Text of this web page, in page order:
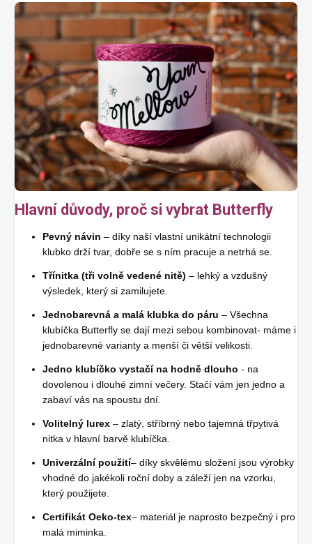
Hlavní důvody, proč si vybrat Butterfly
Pevný návin – díky naší vlastní unikátní technologii
klubko drží tvar, dobře se s ním pracuje a netrhá se.
Třínitka (tři volně vedené nitě) – lehký a vzdušný
výsledek, který si zamilujete.
Jednobarevná a malá klubka do páru – Všechna
klubíčka Butterfly se dají mezi sebou kombinovat- máme i
jednobarevné varianty a menší či větší velikosti.
Jedno klubíčko vystačí na hodně dlouho - na
dovolenou i dlouhé zimní večery. Stačí vám jen jedno a
zabaví vás na spoustu dní.
Volitelný lurex – zlatý, stříbrný nebo tajemná třpytivá
nitka v hlavní barvě klubíčka.
Univerzální použití– díky skvělému složení jsou výrobky
vhodné do jakékoli roční doby a záleží jen na vzorku,
který použijete.
Certifikát Oeko-tex– materiál je naprosto bezpečný i pro
malá miminka.